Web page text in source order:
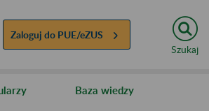
Zaloguj do PUE/eZUS
Szukaj
Baza wiedzy